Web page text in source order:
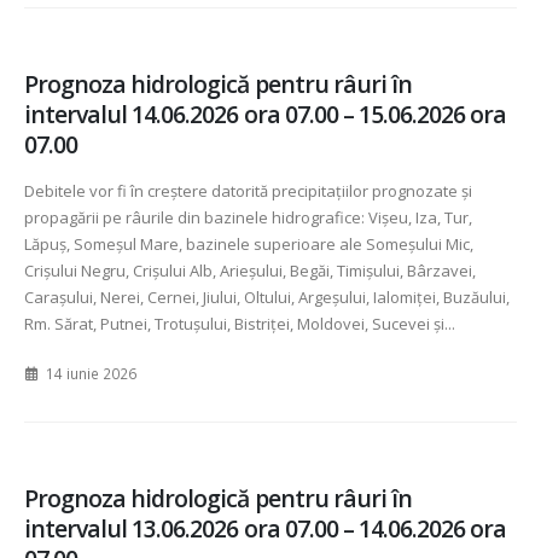
Prognoza hidrologică pentru râuri în
intervalul 14.06.2026 ora 07.00 – 15.06.2026 ora
07.00
Debitele vor fi în creștere datorită precipitațiilor prognozate și
propagării pe râurile din bazinele hidrografice: Vișeu, Iza, Tur,
Lăpuș, Someșul Mare, bazinele superioare ale Someșului Mic,
Crișului Negru, Crișului Alb, Arieșului, Begăi, Timișului, Bârzavei,
Carașului, Nerei, Cernei, Jiului, Oltului, Argeșului, Ialomiței, Buzăului,
Rm. Sărat, Putnei, Trotușului, Bistriței, Moldovei, Sucevei și...
14 iunie 2026
Prognoza hidrologică pentru râuri în
intervalul 13.06.2026 ora 07.00 – 14.06.2026 ora